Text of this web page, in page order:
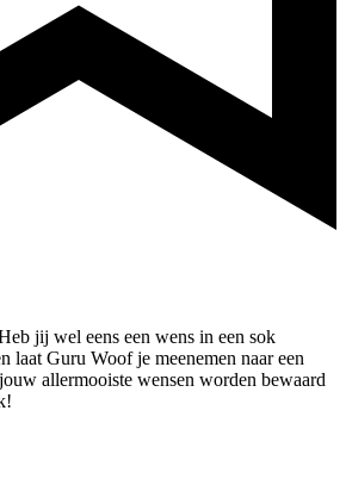
jij wel eens een wens in een sok
laat Guru Woof je meenemen naar een
allermooiste wensen worden bewaard